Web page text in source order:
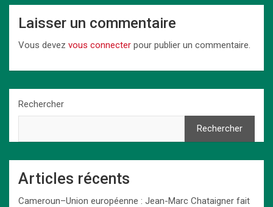
Laisser un commentaire
Vous devez vous connecter pour publier un commentaire.
Rechercher
Rechercher
Articles récents
Cameroun–Union européenne : Jean-Marc Chataigner fait